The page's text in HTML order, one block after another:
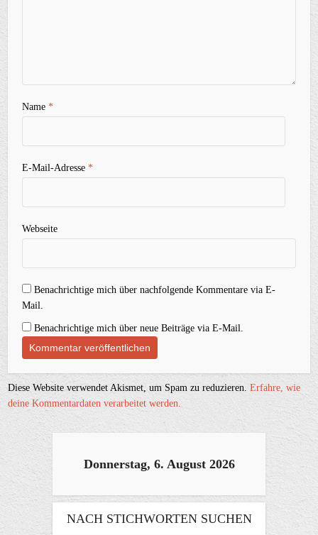
Name*
E-Mail-Adresse*
Webseite
Benachrichtige mich über nachfolgende Kommentare via E-
Mail.
Benachrichtige mich über neue Beiträge via E-Mail.
Diese Website verwendet Akismet, um Spam zu reduzieren.Erfahre, wie
deine Kommentardaten verarbeitet werden.
Donnerstag, 6. August 2026
NACH STICHWORTEN SUCHEN